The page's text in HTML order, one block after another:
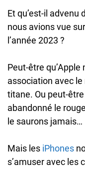
Et qu’est-il advenu
nous avions vue
l’année 2023 ?
Peut-être qu’Apple
association avec
titane. Ou peut-
abandonné le
le saurons jamais…
Mais les iPhones
s’amuser avec les